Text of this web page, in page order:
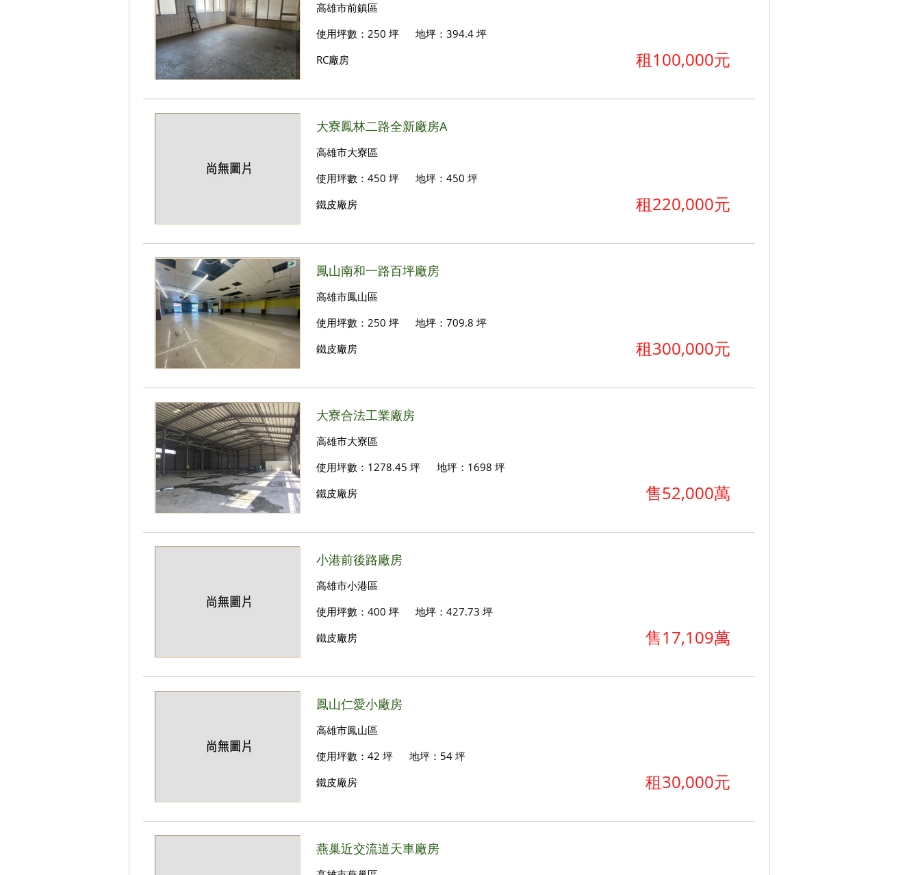
高雄市前鎮區
使用坪數：250 坪
地坪：394.4 坪
RC廠房
租100,000元
大寮鳳林二路全新廠房A
高雄市大寮區
使用坪數：450 坪
地坪：450 坪
鐵皮廠房
租220,000元
鳳山南和一路百坪廠房
高雄市鳳山區
使用坪數：250 坪
地坪：709.8 坪
鐵皮廠房
租300,000元
大寮合法工業廠房
高雄市大寮區
使用坪數：1278.45 坪
地坪：1698 坪
鐵皮廠房
售52,000萬
小港前後路廠房
高雄市小港區
使用坪數：400 坪
地坪：427.73 坪
鐵皮廠房
售17,109萬
鳳山仁愛小廠房
高雄市鳳山區
使用坪數：42 坪
地坪：54 坪
鐵皮廠房
租30,000元
燕巢近交流道天車廠房